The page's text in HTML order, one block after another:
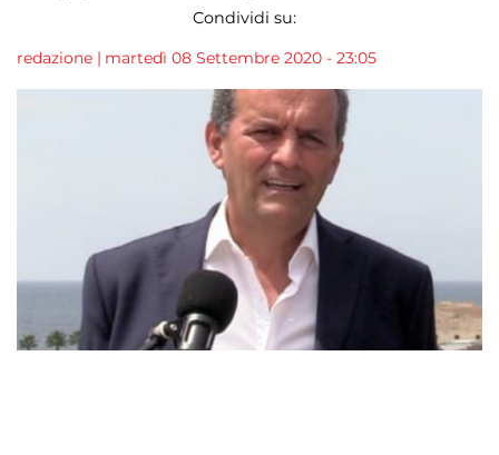
Condividi su:
redazione | martedì 08 Settembre 2020 - 23:05